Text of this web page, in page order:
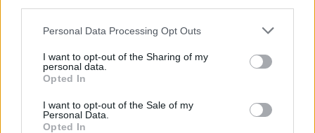
Personal Data Processing Opt Outs
I want to opt-out of the Sharing of my
personal data.
Opted In
I want to opt-out of the Sale of my
Personal Data.
Opted In